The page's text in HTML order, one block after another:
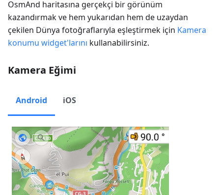
OsmAnd haritasına gerçekçi bir görünüm
kazandırmak ve hem yukarıdan hem de uzaydan
çekilen Dünya fotoğraflarıyla eşleştirmek için Kamera
konumu widget'larını kullanabilirsiniz.
Kamera Eğimi
Android iOS